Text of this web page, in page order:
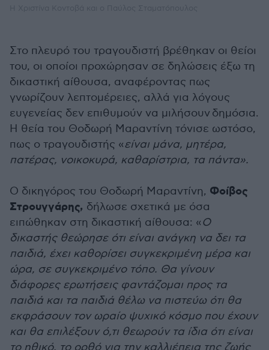
Στο πλευρό του τραγουδιστή βρέθηκαν οι θείοι
του, οι οποίοι προχώρησαν σε δηλώσεις έξω τη
δικαστική αίθουσα, αναφέροντας πως
γνωρίζουν λεπτομέρειες, αλλά για λόγους
ευγενείας δεν επιθυμούν να μιλήσουν δημόσια.
Η θεία του Θοδωρή Μαραντίνη τόνισε ωστόσο,
πως ο τραγουδιστής «είναι μάνα, μητέρα,
πατέρας, νοικοκυρά, καθαρίστρια, τα πάντα».
Ο δικηγόρος του Θοδωρή Μαραντίνη, Φοίβος
Στρουγγάρης, δήλωσε σχετικά με όσα
ειπώθηκαν στη δικαστική αίθουσα: «Ο
δικαστής θεώρησε ότι είναι ανάγκη να δει τα
παιδιά, έχει καθορίσει συγκεκριμένη μέρα και
ώρα, σε συγκεκριμένο τόπο. Θα γίνουν
διάφορες ερωτήσεις φαντάζομαι προς τα
παιδιά και τα παιδιά θέλω να πιστεύω ότι θα
εκφράσουν τον ωραίο ψυχικό κόσμο που έχουν
και θα επιλέξουν ό,τι θεωρούν τα ίδια ότι είναι
το ηθικό, το ορθό για την καλλιέπεια της ζωής